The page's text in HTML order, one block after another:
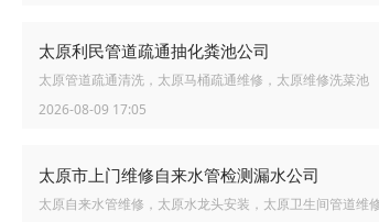
太原利民管道疏通抽化粪池公司
太原管道疏通清洗，太原马桶疏通维修，太原维修洗菜池
2026-08-09 17:05
太原市上门维修自来水管检测漏水公司
太原自来水管维修，太原水龙头安装，太原卫生间管道维